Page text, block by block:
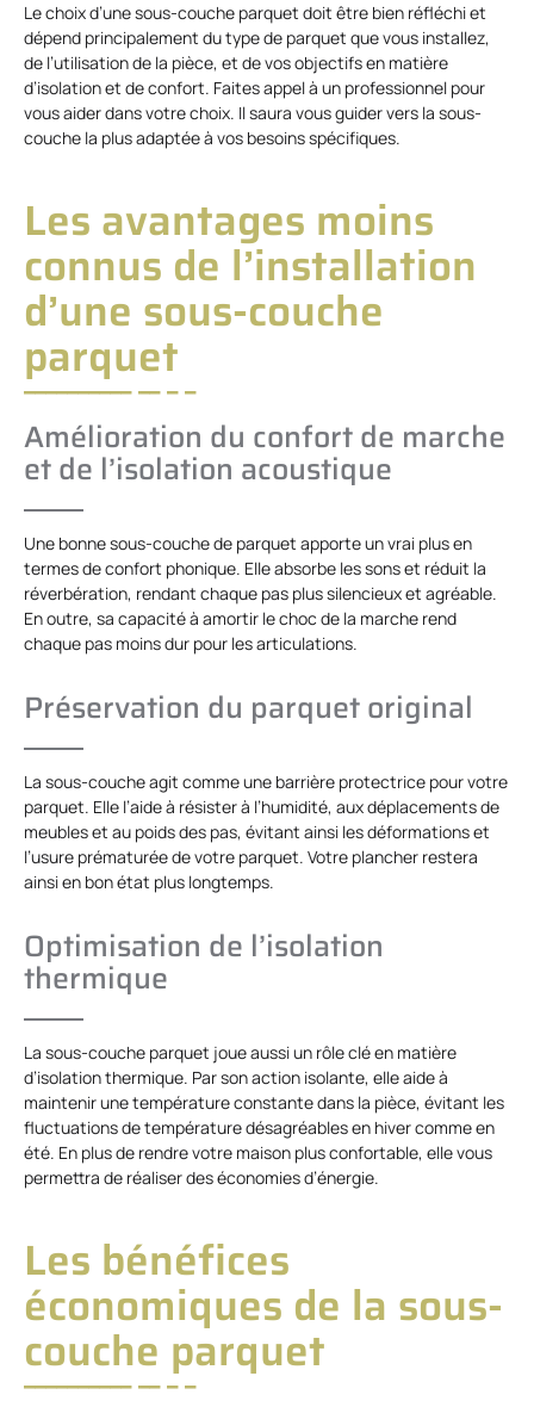
Le choix d’une sous-couche parquet doit être bien réfléchi et
dépend principalement du type de parquet que vous installez,
de l’utilisation de la pièce, et de vos objectifs en matière
d’isolation et de confort. Faites appel à un professionnel pour
vous aider dans votre choix. Il saura vous guider vers la sous-
couche la plus adaptée à vos besoins spécifiques.
Les avantages moins
connus de l’installation
d’une sous-couche
parquet
Amélioration du confort de marche
et de l’isolation acoustique
Une bonne sous-couche de parquet apporte un vrai plus en
termes de confort phonique. Elle absorbe les sons et réduit la
réverbération, rendant chaque pas plus silencieux et agréable.
En outre, sa capacité à amortir le choc de la marche rend
chaque pas moins dur pour les articulations.
Préservation du parquet original
La sous-couche agit comme une barrière protectrice pour votre
parquet. Elle l’aide à résister à l’humidité, aux déplacements de
meubles et au poids des pas, évitant ainsi les déformations et
l’usure prématurée de votre parquet. Votre plancher restera
ainsi en bon état plus longtemps.
Optimisation de l’isolation
thermique
La sous-couche parquet joue aussi un rôle clé en matière
d’isolation thermique. Par son action isolante, elle aide à
maintenir une température constante dans la pièce, évitant les
fluctuations de température désagréables en hiver comme en
été. En plus de rendre votre maison plus confortable, elle vous
permettra de réaliser des économies d’énergie.
Les bénéfices
économiques de la sous-
couche parquet